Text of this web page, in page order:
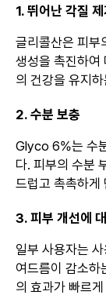
1. 뛰어난 각질
글리콜산은 피부
생성을 촉진하여
의 건강을 유지
2. 수분 보충
Glyco 6%는 수
다. 피부의 수분
드럽고 촉촉하게
3. 피부 개선에
일부 사용자는
여드름이 감소
의 효과가 빠르